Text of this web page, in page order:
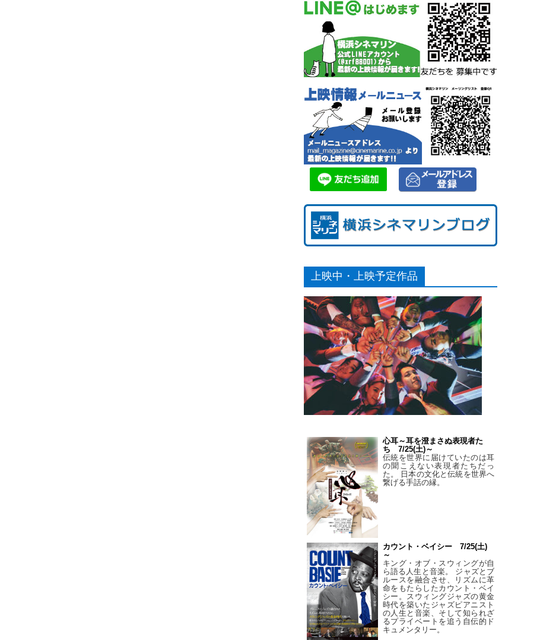
上映中・上映予定作品
心耳～耳を澄まさぬ表現者た
ち 7/25(土)～
伝統を世界に届けていたのは耳
の聞こえない表現者たちだっ
た。 日本の文化と伝統を世界へ
繋げる手話の縁。
カウント・ベイシー 7/25(土)
～
キング・オブ・スウィングが自
ら語る人生と音楽。 ジャズとブ
ルースを融合させ、リズムに革
命をもたらしたカウント・ベイ
シー。スウィングジャズの黄金
時代を築いたジャズピアニスト
の人生と音楽、そして知られざ
るプライベートを追う自伝的ド
キュメンタリー。